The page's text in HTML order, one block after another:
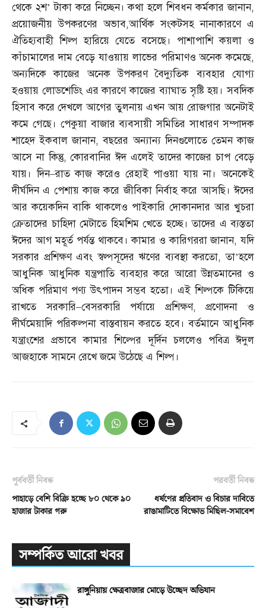
থেকে ২শ’ টাকা করে নিচ্ছেন। কথা হলে শিবধন কর্মকার জানান,
প্রয়োজনীয় উপকরণের অভাব,আর্থিক সংকটসহ নানাকারণে এ
ঐতিহ্যবাহী শিল্প হারিয়ে যেতে বসেছে। পাশাপাশি কয়লা ও
কাঁচামালের দাম বেড়ে যাওয়ায় লাভের পরিমাণও অনেক কমেছে,
অন্যদিকে কাজের অনেক উপকরণ বৈদ্যুতিক ব্যবহার যোগ্য
হওয়ায় লোডশেডিং এর কারণে কাজের ব্যাঘাত সৃষ্টি হয়। সবদিক
হিসাব করে দেখলে আগের তুলনায় এখন আয় রোজগার অনেটাই
কমে গেছে। পেকুয়া বাজার ব্যবসায়ী সমিতির সাধারণ সম্পাদক
শাহেদ ইকবাল জানান,বছরের অন্যান্য দিনগুলোতে তেমন কাজ
আসে না কিন্তু,কোরবানির ঈদ এলেই তাদের কাজের চাপ বেড়ে
যায়। দিন–রাত কাজ করেও রেহাই পাওয়া যায় না। অনেকেই
দীর্ঘদিন এ পেশায় কাজ করে জীবিকা নির্বাহ করে আসছি। ঈদের
আর কয়েকদিন বাকি থাকলেও পাইকারি দোকানদার আর খুচরা
ক্রেতাদের চাহিদা মেটাতে হিমশিম খেতে হচ্ছে। তাদের এ ব্যস্ততা
ঈদের আগ মহূর্ত পর্যন্ত থাকবে। কামার ও কারিগররা জানান,যদি
সরকার প্রশিক্ষণ এবং স্বল্পসূদের ঋণের ব্যবস্থা করতো,তা’হলে
আধুনিক আধুনিক যন্ত্রপাতি ব্যবহার করে আরো উন্নতমানের ও
অধিক পরিমাণ পণ্য উৎপাদন সম্ভব হতো। এই শিল্পকে টিকিয়ে
রাখতে সরকারি–বেসরকারি পর্যায়ে প্রশিক্ষণ,প্রণোদনা ও
দীর্ঘমেয়াদি পরিকল্পনা বাস্তবায়ন করতে হবে। বর্তমানে আধুনিক
যন্ত্রাংশের প্রভাবে কামার শিল্পের দূর্দিন চললেও পবিত্র ঈদুল
আজহাকে সামনে রেখে জমে উঠেছে এ শিল্প।
পূর্ববর্তী নিবন্ধ
পাহাড়ে বেশি বিক্রি হচ্ছে ৮০ থেকে ৯০
হাজার টাকার গরু
পরবর্তী নিবন্ধ
ধর্ষণের প্রতিবাদ ও বিচার দাবিতে
রাঙামাটিতে বিক্ষোভ মিছিল-সমাবেশ
সম্পর্কিত আরো খবর
রাঙ্গুনিয়ায় ক্ষেত্রবাজার মোড়ে উচ্ছেদ অভিযান